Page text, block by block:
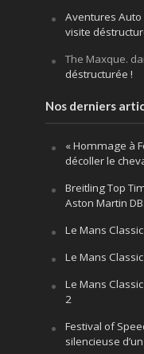
Aventures Auto
visite
The Maxque.
déstructurée !
Nos derniers
« Hommage à
décoller le
Breitling Top
Aston Martin
Le Mans
Le Mans
Le Mans
2
Festival of
silencieuse